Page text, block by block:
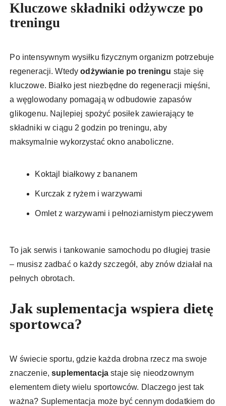
Kluczowe składniki odżywcze po
treningu
Po intensywnym wysiłku fizycznym organizm potrzebuje
regeneracji. Wtedyodżywianie po treningu staje się
kluczowe. Białko jest niezbędne do regeneracji mięśni,
a węglowodany pomagają w odbudowie zapasów
glikogenu. Najlepiej spożyć posiłek zawierający te
składniki w ciągu 2 godzin po treningu, aby
maksymalnie wykorzystać okno anaboliczne.
Koktajl białkowy z bananem
Kurczak z ryżem i warzywami
Omlet z warzywami i pełnoziarnistym pieczywem
To jak serwis i tankowanie samochodu po długiej trasie
– musisz zadbać o każdy szczegół, aby znów działał na
pełnych obrotach.
Jak suplementacja wspiera dietę
sportowca?
W świecie sportu, gdzie każda drobna rzecz ma swoje
znaczenie,suplementacja staje się nieodzownym
elementem diety wielu sportowców. Dlaczego jest tak
ważna? Suplementacja może być cennym dodatkiem do